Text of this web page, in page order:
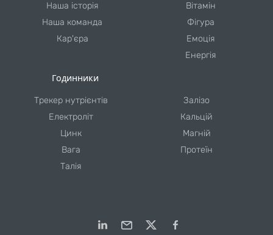
Наша історія
Наша команда
Кар'єра
Вітамін
Фігура
Емоція
Енергія
Годинники
Трекер нутрієнтів
Електроліт
Цинк
Вага
Талія
Залізо
Кальцій
Магній
Протеїн